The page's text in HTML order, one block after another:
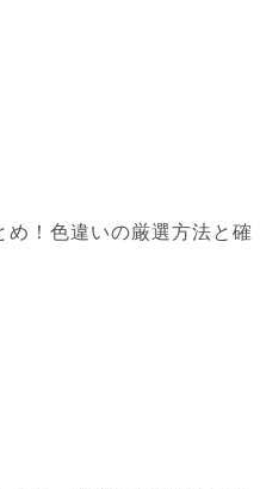
！色違いの厳選方法と確